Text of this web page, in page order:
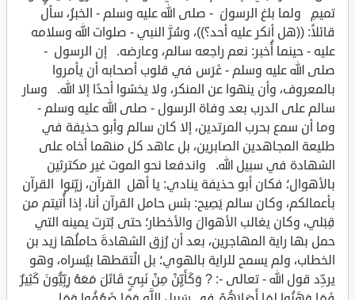
تميمِ ولما بلغ الرسولَ - صلى الله عليه وسلم - الخبرُ، سأل
قائلاً: ((هل أنكر عليه أحد؟))، وسُرَّ النبي - صلوات الله وسلامه
عليه - حينما أُخبر: نعم راجعه سالم، وعارضه. إن الرسول -
صلى الله عليه وسلم - غَرَس في قلوب أصحابه أن يأمروا
بالمعروف، وأن ينهوا عن المنكر، ولا يخشوا أحدًا إلا الله. وسار
سالم على الدرب بعد وفاة الرسول - صلى الله عليه وسلم -
وما أن سمع بحرب المرتدين، إلا كان سالم وأبو حذيفة في
طليعة المجاهدين الصابرين، بل عاهد كل منهما أخاه على
الشهادة في سبيل الله. واندفعا نحو الموت غير مكترثين
بالأهوال؛ فكان أبو حذيفة ينادي: يا أهل القرآن، زيِّنوا القرآن
بأعمالكم، وكان سالم يَصِيح: بئس حامل القرآن أنا، إذا أُتيتم من
قِبَلي، وكان يغالب الأهوالَ والأخطار؛ حتى بُترت يمينه التي
حمل بها راية المهاجرين، بعد أن رُزق الشهادةَ حاملُها زيد بن
الخطاب، ولم يسمح للراية بالهوي؛ بل الْتقطها بيُسراه، وهو
يردِّد قول الله - تعالى -: ? وَكَأَيِّنْ مِنْ نَبِيٍّ قَاتَلَ مَعَهُ رِبِّيُّونَ كَثِيرٌ